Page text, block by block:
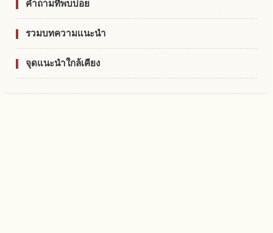
คำถามที่พบบ่อย
รวมบทความแนะนำ
จุดแนะนำใกล้เคียง